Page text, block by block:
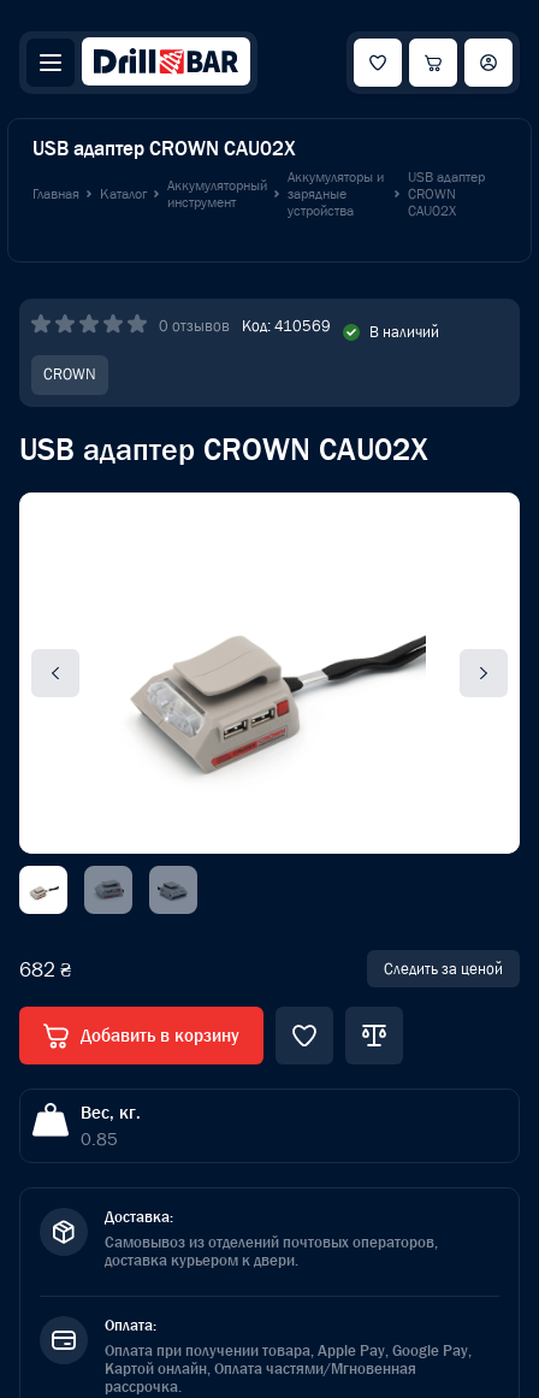
USB адаптер CROWN CAU02X
Главная Каталог
Аккумуляторный
инструмент
Аккумуляторы и
зарядные
устройства
USB адаптер
CROWN
CAU02X
0 отзывов Код: 410569 В наличий
CROWN
USB адаптер CROWN CAU02X
682 ₴ Следить за ценой
Добавить в корзину
Вес, кг.
0.85
Доставка:
Самовывоз из отделений почтовых операторов,
доставка курьером к двери.
Оплата:
Оплата при получении товара, Apple Pay, Google Pay,
Картой онлайн, Оплата частями/Мгновенная
рассрочка.